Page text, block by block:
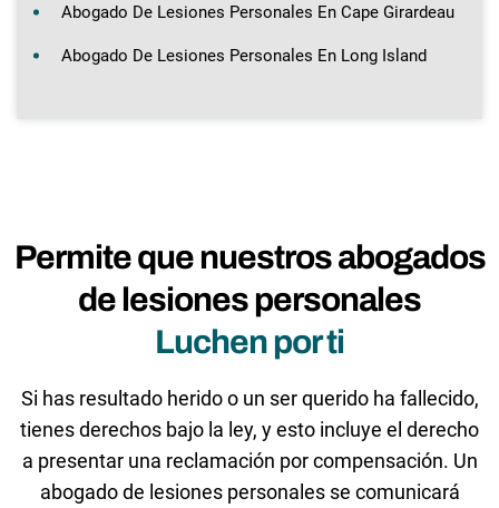
Abogado De Lesiones Personales En Cape Girardeau
Abogado De Lesiones Personales En Long Island
Permite que nuestros abogados
de lesiones personales
Luchen por ti
Si has resultado herido o un ser querido ha fallecido,
tienes derechos bajo la ley, y esto incluye el derecho
a presentar una reclamación por compensación. Un
abogado de lesiones personales se comunicará